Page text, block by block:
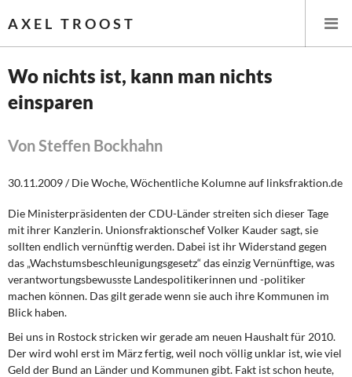
AXEL TROOST
Startseite
Themen
Leitlinien linker Wirtschafts- und Finanzpolitik
Wirtschaftspolitik
Steuer- und Finanzpolitik
Öffentliche Infrastruktur und Daseinsvorsorge
DIE LINKE
Wo nichts ist, kann man nichts
einsparen
Von Steffen Bockhahn
30.11.2009 / Die Woche, Wöchentliche Kolumne auf linksfraktion.de
Die Ministerpräsidenten der CDU-Länder streiten sich dieser Tage
mit ihrer Kanzlerin. Unionsfraktionschef Volker Kauder sagt, sie
sollten endlich vernünftig werden. Dabei ist ihr Widerstand gegen
das „Wachstumsbeschleunigungsgesetz“ das einzig Vernünftige, was
verantwortungsbewusste Landespolitikerinnen und -politiker
machen können. Das gilt gerade wenn sie auch ihre Kommunen im
Blick haben.
Bei uns in Rostock stricken wir gerade am neuen Haushalt für 2010.
Der wird wohl erst im März fertig, weil noch völlig unklar ist, wie viel
Geld der Bund an Länder und Kommunen gibt. Fakt ist schon heute,